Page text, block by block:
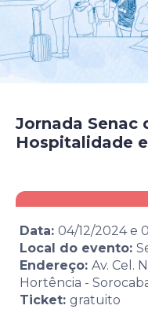
Jornada Senac
Hospitalidade
Data: 04/12/2024e
Local do evento:
Endereço: Av. Cel.
Hortência -
Ticket: gratuito